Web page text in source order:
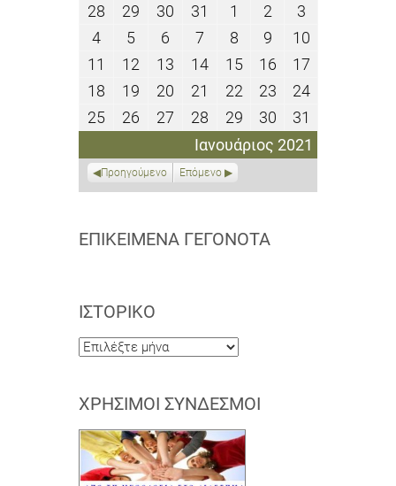
Ιανουάριος 2021
28
Δεκεμβρίου
2020
29
Δεκεμβρίου
2020
30
Δεκεμβρίου
2020
31
Δεκεμβρίου
2020
1
Ιανουαρίου
2021
22
Ιανουαρίου
2021
33
Ιανουαρίου
2021
44
Ιανουαρίου
2021
55
Ιανουαρίου
2021
6
Ιανουαρίου
2021
7
Ιανουαρίου
2021
88
Ιανουαρίου
2021
99
Ιανουαρίου
2021
1010
Ιανουαρίου
11
Ιανουαρίου
2021
12
Ιανουαρίου
2021
13
Ιανουαρίου
2021
1414
Ιανουαρίου
2021
1515
Ιανουαρίου
2021
1616
Ιανουαρίου
2021
1717
18
Ιανουαρίου
2021
19
Ιανουαρίου
2021
20
Ιανουαρίου
2021
21
Ιανουαρίου
2021
2222
Ιανουαρίου
2021
2323
Ιανουαρίου
2021
2424
2021
2525
Ιανουαρίου
26
Ιανουαρίου
27
Ιανουαρίου
2021
28
Ιανουαρίου
2021
2929
Ιανουαρίου
2021
3030
Ιανουαρίου
2021
31
Ιανουαρίου
2021
Προηγούμενο Επόμενο
ΕΠΙΚΕΊΜΕΝΑ ΓΕΓΟΝΌΤΑ
ΙΣΤΟΡΙΚΌ
Ιστορικό
ΧΡΉΣΙΜΟΙ ΣΎΝΔΕΣΜΟΙ